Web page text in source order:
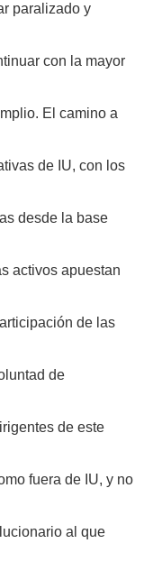
paralizado y
con la mayor
El camino a
de IU, con los
desde la base
activos apuestan
de las
de
de este
fuera de IU, y no
al que